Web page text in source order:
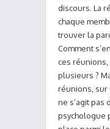
discours. La
chaque
trouver la
Comment
ces
plusieurs ?
réunions, sur
ne s’agit pas
psychologue